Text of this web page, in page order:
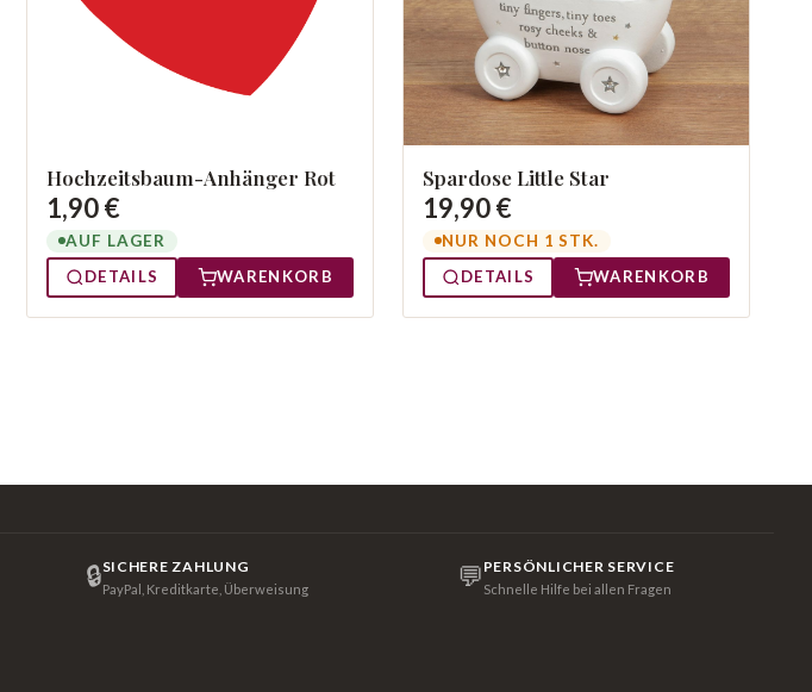
Hochzeitsbaum-Anhänger Rot
1,90 €
AUF LAGER
DETAILS
WARENKORB
Spardose Little Star
19,90 €
NUR NOCH 1 STK.
DETAILS
WARENKORB
🔒SICHERE ZAHLUNG
PayPal, Kreditkarte, Überweisung 💬 PERSÖNLICHER SERVICE
Schnelle Hilfe bei allen Fragen